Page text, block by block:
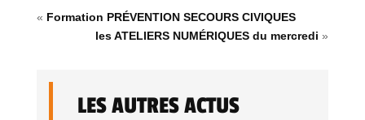
« Formation PRÉVENTION SECOURS CIVIQUES
les ATELIERS NUMÉRIQUES du mercredi »
LES AUTRES ACTUS